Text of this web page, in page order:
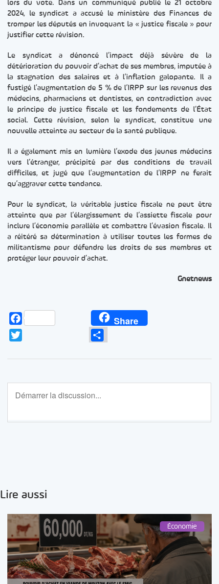
lors du vote. Dans un communiqué publié le 21 octobre
2024, le syndicat a accusé le ministère des Finances de
tromper les députés en invoquant la « justice fiscale » pour
justifier cette révision.
Le syndicat a dénoncé l’impact déjà sévère de la
détérioration du pouvoir d’achat de ses membres, imputée à
la stagnation des salaires et à l’inflation galopante. Il a
fustigé l’augmentation de 5 % de l’IRPP sur les revenus des
médecins, pharmaciens et dentistes, en contradiction avec
le principe de justice fiscale et les fondements de l’État
social. Cette révision, selon le syndicat, constitue une
nouvelle atteinte au secteur de la santé publique.
Il a également mis en lumière l’exode des jeunes médecins
vers l’étranger, précipité par des conditions de travail
difficiles, et jugé que l’augmentation de l’IRPP ne ferait
qu’aggraver cette tendance.
Pour le syndicat, la véritable justice fiscale ne peut être
atteinte que par l’élargissement de l’assiette fiscale pour
inclure l’économie parallèle et combattre l’évasion fiscale. Il
a réitéré sa détermination à utiliser toutes les formes de
militantisme pour défendre les droits de ses membres et
protéger leur pouvoir d’achat.
Gnetnews
Facebook Share
Lire aussi
Économie